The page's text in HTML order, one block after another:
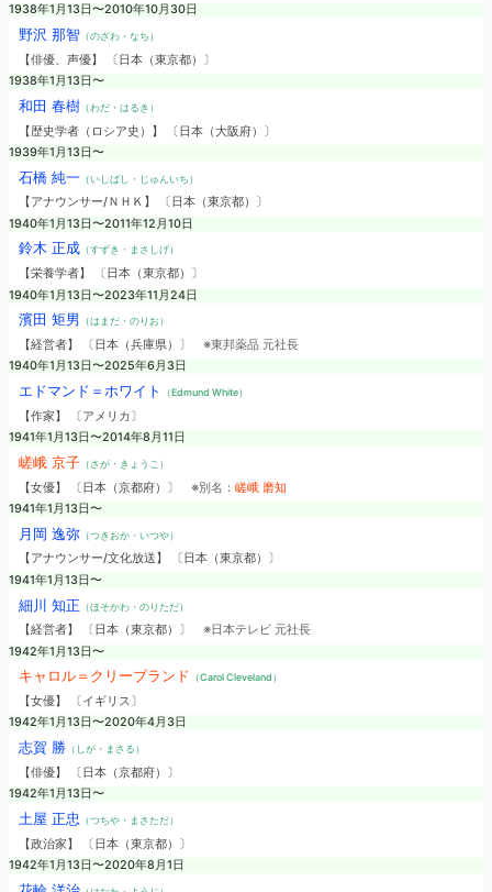
1938年1月13日〜2010年10月30日
野沢 那智（のざわ・なち）
【俳優、声優】 〔日本（東京都）〕
1938年1月13日〜
和田 春樹（わだ・はるき）
【歴史学者（ロシア史）】 〔日本（大阪府）〕
1939年1月13日〜
石橋 純一（いしばし・じゅんいち）
【アナウンサー/ＮＨＫ】 〔日本（東京都）〕
1940年1月13日〜2011年12月10日
鈴木 正成（すずき・まさしげ）
【栄養学者】 〔日本（東京都）〕
1940年1月13日〜2023年11月24日
濱田 矩男 （はまだ・のりお）
【経営者】 〔日本（兵庫県）〕 ※東邦薬品 元社長
1940年1月13日〜2025年6月3日
エドマンド＝ホワイト （Edmund White）
【作家】 〔アメリカ〕
1941年1月13日〜2014年8月11日
嵯峨 京子（さが・きょうこ）
【女優】 〔日本（京都府）〕 ※別名： 嵯峨 磨知
1941年1月13日〜
月岡 逸弥（つきおか・いつや）
【アナウンサー/文化放送】 〔日本（東京都）〕
1941年1月13日〜
細川 知正 （ほそかわ・のりただ）
【経営者】 〔日本（東京都）〕 ※日本テレビ 元社長
1942年1月13日〜
キャロル＝クリーブランド （Carol Cleveland）
【女優】 〔イギリス〕
1942年1月13日〜2020年4月3日
志賀 勝（しが・まさる）
【俳優】 〔日本（京都府）〕
1942年1月13日〜
土屋 正忠 （つちや・まさただ）
【政治家】 〔日本（東京都）〕
1942年1月13日〜2020年8月1日